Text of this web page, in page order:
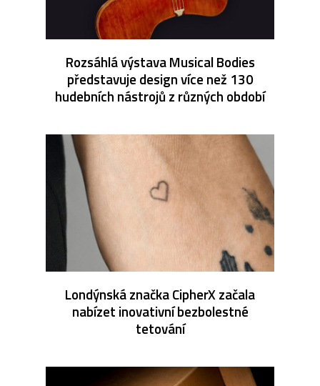
Rozsáhlá výstava Musical Bodies
představuje design více než 130
hudebních nástrojů z různých období
Londýnská značka CipherX začala
nabízet inovativní bezbolestné
tetování